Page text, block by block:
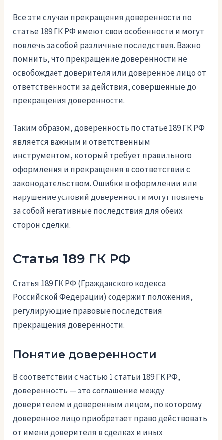
Все эти случаи прекращения доверенности по
статье 189 ГК РФ имеют свои особенности и могут
повлечь за собой различные последствия. Важно
помнить, что прекращение доверенности не
освобождает доверителя или доверенное лицо от
ответственности за действия, совершенные до
прекращения доверенности.
Таким образом, доверенность по статье 189 ГК РФ
является важным и ответственным
инструментом, который требует правильного
оформления и прекращения в соответствии с
законодательством. Ошибки в оформлении или
нарушение условий доверенности могут повлечь
за собой негативные последствия для обеих
сторон сделки.
Статья 189 ГК РФ
Статья 189 ГК РФ (Гражданского кодекса
Российской Федерации) содержит положения,
регулирующие правовые последствия
прекращения доверенности.
Понятие доверенности
В соответствии с частью 1 статьи 189 ГК РФ,
доверенность — это соглашение между
доверителем и доверенным лицом, по которому
доверенное лицо приобретает право действовать
от имени доверителя в сделках и иных